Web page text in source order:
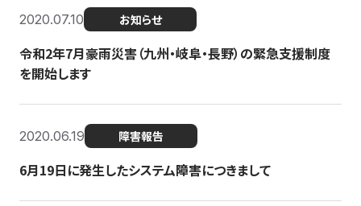
2020.07.10 お知らせ
令和2年7月豪雨災害（九州・岐阜・長野）の緊急支援制度
を開始します
2020.06.19 障害報告
6月19日に発生したシステム障害につきまして